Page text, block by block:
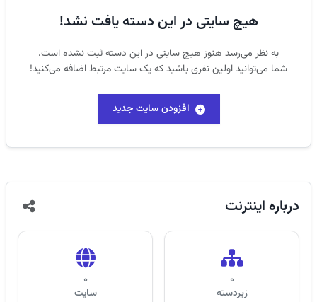
هیچ سایتی در این دسته یافت نشد!
به نظر می‌رسد هنوز هیچ سایتی در این دسته ثبت نشده است.
شما می‌توانید اولین نفری باشید که یک سایت مرتبط اضافه می‌کنید!
افزودن سایت جدید
دربارهاینترنت
0
زیر‌دسته
0
سایت